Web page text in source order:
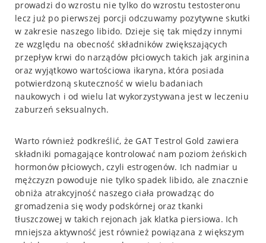
prowadzi do wzrostu nie tylko do wzrostu testosteronu
lecz już po pierwszej porcji odczuwamy pozytywne skutki
w zakresie naszego libido. Dzieje się tak między innymi
ze względu na obecność składników zwiększających
przepływ krwi do narządów płciowych takich jak arginina
oraz wyjątkowo wartościowa ikaryna, która posiada
potwierdzoną skuteczność w wielu badaniach
naukowych i od wielu lat wykorzystywana jest w leczeniu
zaburzeń seksualnych.
Warto również podkreślić, że GAT Testrol Gold zawiera
składniki pomagające kontrolować nam poziom żeńskich
hormonów płciowych, czyli estrogenów. Ich nadmiar u
mężczyzn powoduje nie tylko spadek libido, ale znacznie
obniża atrakcyjność naszego ciała prowadząc do
gromadzenia się wody podskórnej oraz tkanki
tłuszczowej w takich rejonach jak klatka piersiowa. Ich
mniejsza aktywność jest również powiązana z większym